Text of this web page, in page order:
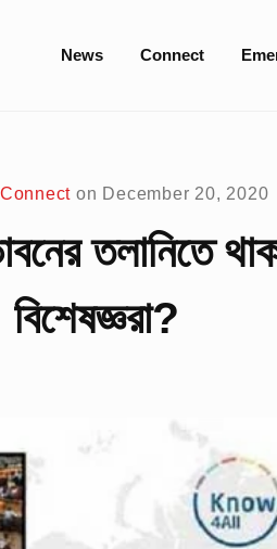
Site
News Connect
on December 20, 2020
তলানিতে
বিশেষজ্ঞরা?